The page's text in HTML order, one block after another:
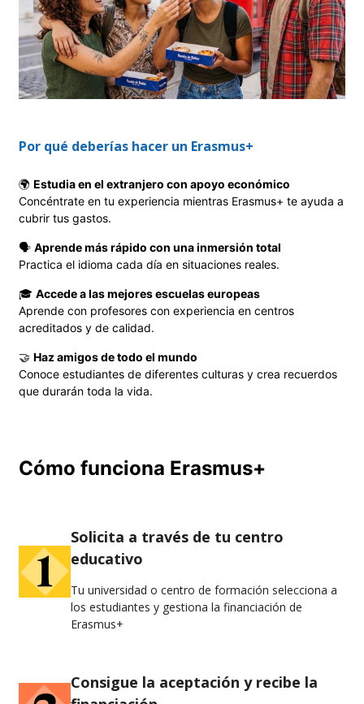
Por qué deberías hacer un Erasmus+
🌍 Estudia en el extranjero con apoyo económico
Concéntrate en tu experiencia mientras Erasmus+ te ayuda a
cubrir tus gastos.
🗣️ Aprende más rápido con una inmersión total
Practica el idioma cada día en situaciones reales.
🎓 Accede a las mejores escuelas europeas
Aprende con profesores con experiencia en centros
acreditados y de calidad.
🤝 Haz amigos de todo el mundo
Conoce estudiantes de diferentes culturas y crea recuerdos
que durarán toda la vida.
Cómo funciona Erasmus+
Solicita a través de tu centro
educativo
Tu universidad o centro de formación selecciona a
los estudiantes y gestiona la financiación de
Erasmus+
Consigue la aceptación y recibe la